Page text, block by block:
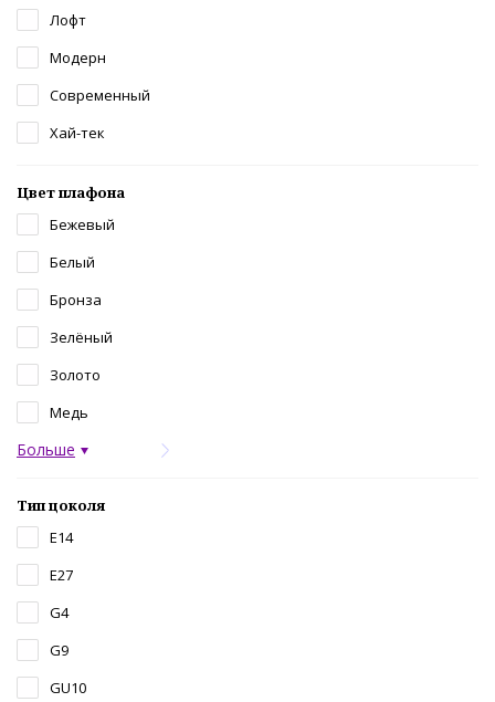
Лофт
Модерн
Современный
Хай-тек
Цвет плафона
Бежевый
Белый
Бронза
Зелёный
Золото
Медь
Больше
Тип цоколя
E14
E27
G4
G9
GU10